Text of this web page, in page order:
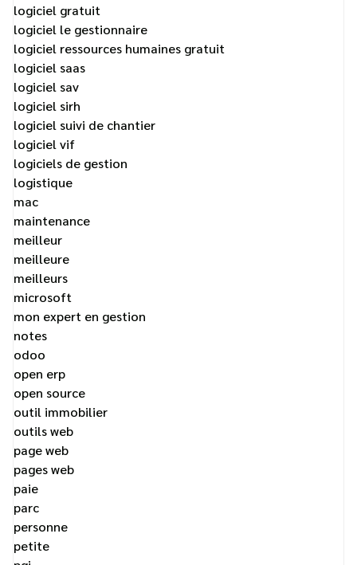
logiciel gratuit
logiciel le gestionnaire
logiciel ressources humaines gratuit
logiciel saas
logiciel sav
logiciel sirh
logiciel suivi de chantier
logiciel vif
logiciels de gestion
logistique
mac
maintenance
meilleur
meilleure
meilleurs
microsoft
mon expert en gestion
notes
odoo
open erp
open source
outil immobilier
outils web
page web
pages web
paie
parc
personne
petite